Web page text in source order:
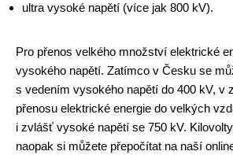
ultra vysoké napětí (více jak 800 kV).
Pro přenos velkého množství elektrické
vysokého napětí. Zatímco v Česku se
s vedením vysokého napětí do 400 kV, v
přenosu elektrické energie do velkých
i zvlášť vysoké napětí se 750 kV.
naopak si můžete přepočítat na naší